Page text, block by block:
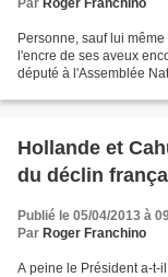
Par Roger Franchino
Personne, sauf lui
l'encre de ses aveux
député à l'Assemblée
Hollande et
du déclin
Publié le 05/04/2013 à
Par Roger Franchino
A peine le Président a-t-